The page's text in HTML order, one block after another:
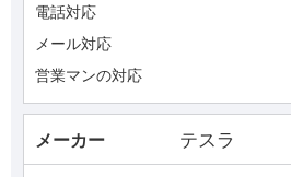
電話対応
メール対応
営業マンの対応
メーカー テスラ